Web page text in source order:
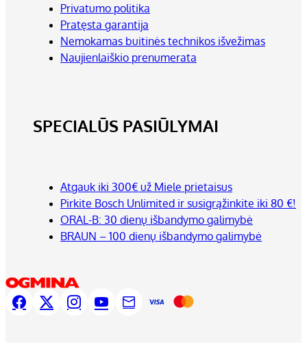
Privatumo politika
Pratęsta garantija
Nemokamas buitinės technikos išvežimas
Naujienlaiškio prenumerata
SPECIALŪS PASIŪLYMAI
Atgauk iki 300€ už Miele prietaisus
Pirkite Bosch Unlimited ir susigrąžinkite iki 80 €!
ORAL-B: 30 dienų išbandymo galimybė
BRAUN – 100 dienų išbandymo galimybė